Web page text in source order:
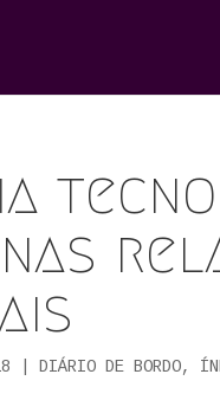
DIÁRIO DE BORDO,